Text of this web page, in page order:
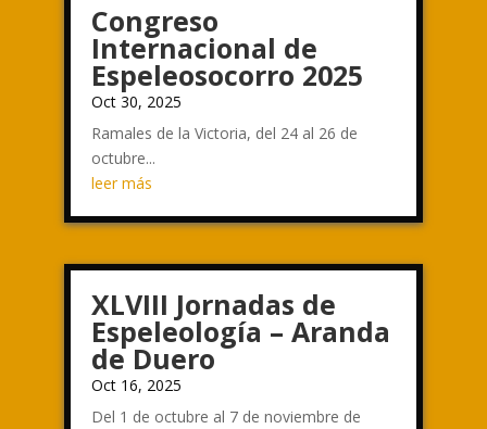
Congreso
Internacional de
Espeleosocorro 2025
Oct 30, 2025
Ramales de la Victoria, del 24 al 26 de
octubre...
leer más
XLVIII Jornadas de
Espeleología – Aranda
de Duero
Oct 16, 2025
Del 1 de octubre al 7 de noviembre de